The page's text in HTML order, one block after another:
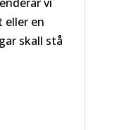
eller en
skall stå